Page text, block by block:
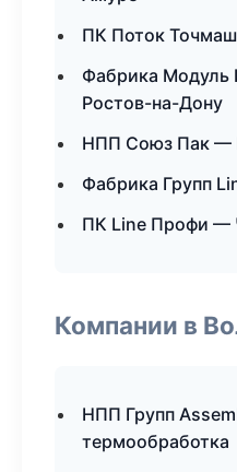
ПК Поток
Фабрика Модуль
Ростов-на-Дону
НПП Союз Пак —
Фабрика Групп
ПК Line Профи —
Компании в
НПП Групп
термообработка